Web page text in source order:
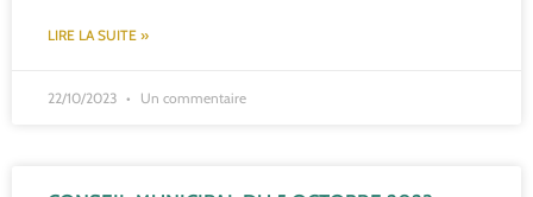
LIRE LA SUITE »
22/10/2023 Un commentaire